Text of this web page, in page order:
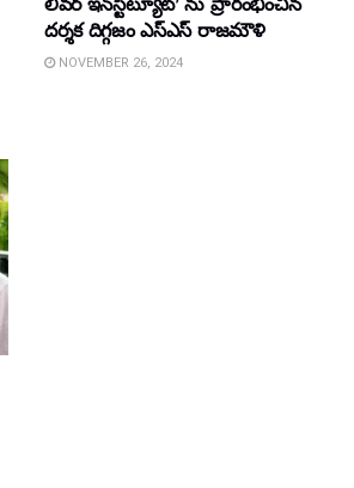
ద‌ర్శ‌క దిగ్గ‌జం ఎస్ఎస్ రాజ‌మౌళి
NOVEMBER 26, 2024